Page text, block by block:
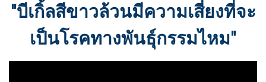
"บีเกิ้ลสีขาวล้วนมีความเสี่ยงที่จะ
เป็นโรคทางพันธุ์กรรมไหม"